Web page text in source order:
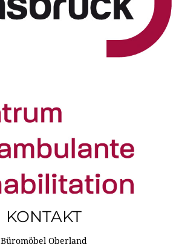
KONTAKT
Büromöbel Oberland